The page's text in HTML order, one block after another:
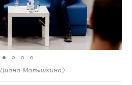
Диана Малышкина)